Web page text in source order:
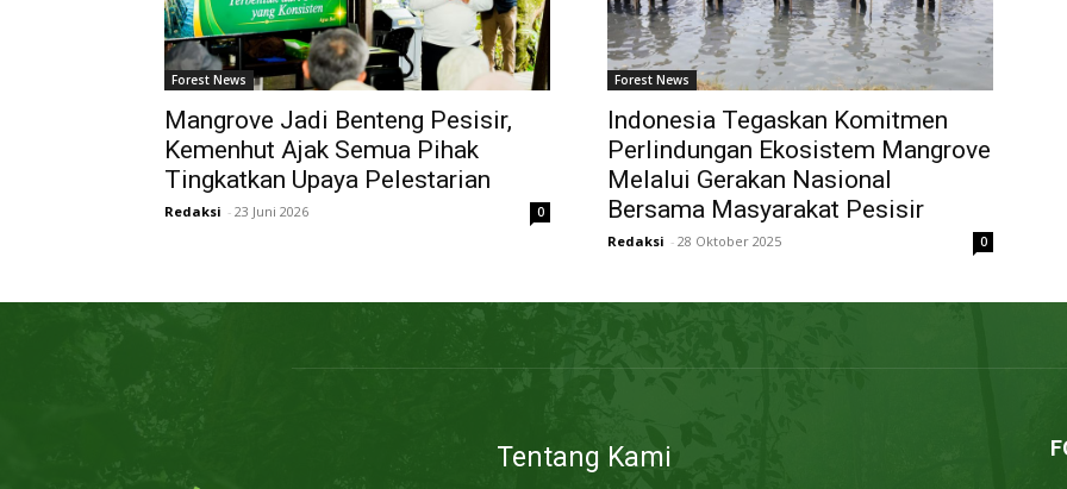
Forest News
Mangrove Jadi Benteng Pesisir,
Kemenhut Ajak Semua Pihak
Tingkatkan Upaya Pelestarian
Redaksi - 23 Juni 2026 0
Forest News
Indonesia Tegaskan Komitmen
Perlindungan Ekosistem Mangrove
Melalui Gerakan Nasional
Bersama Masyarakat Pesisir
Redaksi - 28 Oktober 2025 0
Tentang Kami